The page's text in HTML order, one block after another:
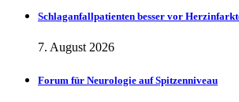
Schlaganfallpatienten besser vor
7. August 2026
Forum für Neurologie auf Spitzenniveau